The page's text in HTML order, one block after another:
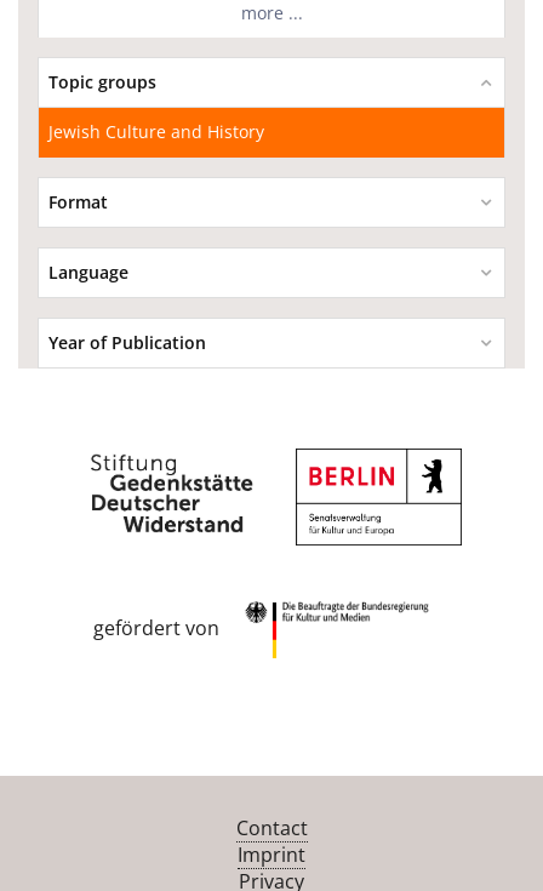
more ...
Topic groups
Jewish Culture and History
Format
Language
Year of Publication
gefördert von
Contact
Imprint
Privacy